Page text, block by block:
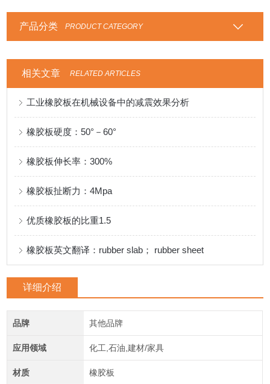
产品分类 PRODUCT CATEGORY
相关文章 RELATED ARTICLES
工业橡胶板在机械设备中的减震效果分析
橡胶板硬度：50°－60°
橡胶板伸长率：300%
橡胶板扯断力：4Mpa
优质橡胶板的比重1.5
橡胶板英文翻译：rubber slab； rubber sheet
详细介绍
品牌 其他品牌
应用领域 化工,石油,建材/家具
材质 橡胶板